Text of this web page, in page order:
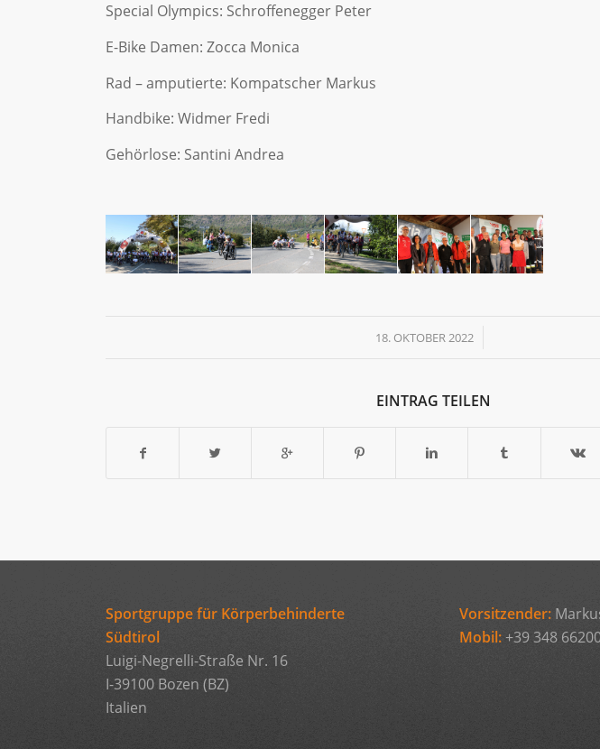
Special Olympics: Schroffenegger Peter
E-Bike Damen: Zocca Monica
Rad – amputierte: Kompatscher Markus
Handbike: Widmer Fredi
Gehörlose: Santini Andrea
18. OKTOBER 2022
/
EINTRAG TEILEN
Sportgruppe für Körperbehinderte
Südtirol
Luigi-Negrelli-Straße Nr. 16
I-39100 Bozen (BZ)
Italien
Vorsitzender:
Mobil:+39 348